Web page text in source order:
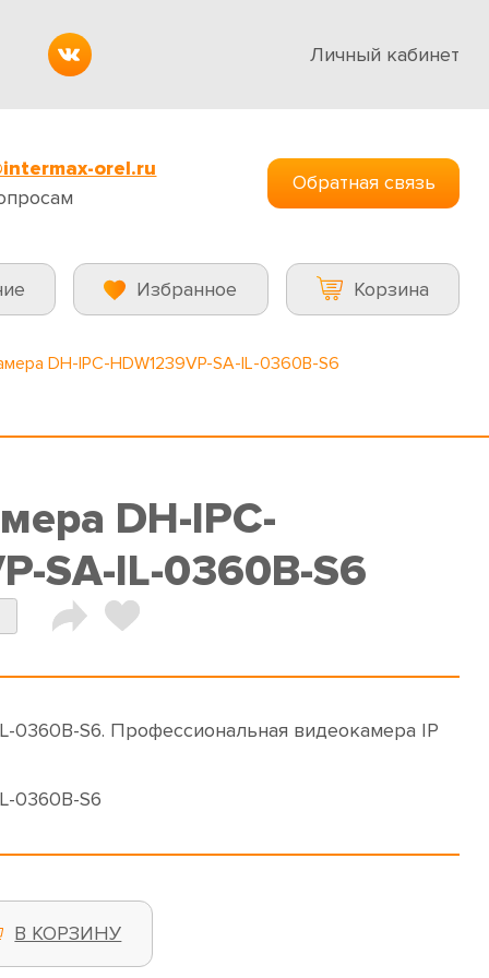
Личный кабинет
orel.ru
Обратная связь
Избранное Корзина
DH-IPC-HDW1239VP-SA-IL-0360B-S6
DH-IPC-
SA-IL-0360B-S6
0360B-S6. Профессиональная видеокамера IP
0360B-S6
В КОРЗИНУ